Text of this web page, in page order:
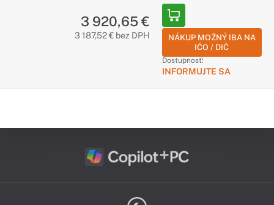
3 920,65 €
3 187,52 € bez DPH
NÁKUP MOŽNÝ IBA NA
IČO / DIČ
Dostupnosť:
INFORMUJTE SA